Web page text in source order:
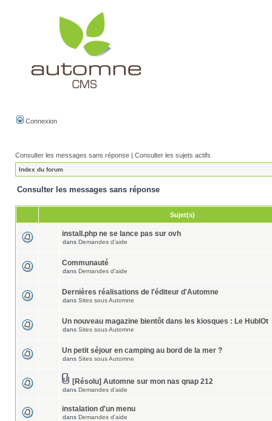
Connexion
Consulter les messages sans réponse | Consulter les sujets actifs
Index du forum
Consulter les messages sans réponse
Sujet(s)
install.php ne se lance pas sur ovh
dans Demandes d'aide
Communauté
dans Demandes d'aide
Dernières réalisations de l'éditeur d'Automne
dans Sites sous Automne
Un nouveau magazine bientôt dans les kiosques : Le HublOt
dans Sites sous Automne
Un petit séjour en camping au bord de la mer ?
dans Sites sous Automne
[Résolu] Automne sur mon nas qnap 212
dans Demandes d'aide
instalation d'un menu
dans Demandes d'aide